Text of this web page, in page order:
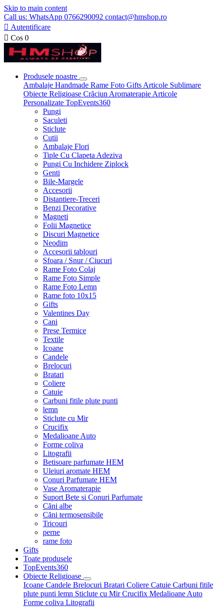
Skip to main content
Call us: WhatsApp 0766290092 contact@hmshop.ro
 Autentificare
 Cos 0
Produsele noastre
Ambalaje Handmade Rame Foto Gifts Articole Sublimare
Obiecte Religioase Crăciun Aromaterapie Articole
Personalizate TopEvents360
Pungi
Saculeti
Sticlute
Cutii
Ambalaje Flori
Tiple Cu Clapeta Adeziva
Pungi Cu Inchidere Ziplock
Genti
Bile-Margele
Accesorii
Distantiere-Treceri
Benzi Decorative
Magneti
Folii Magnetice
Discuri Magnetice
Neodim
Accesorii tablouri
Sfoara / Snur / Ciucuri
Rame Foto Colaj
Rame Foto Simple
Rame Foto Lemn
Rame foto 10x15
Gifts
Valentines Day
Cani
Prese Termice
Textile
Icoane
Candele
Brelocuri
Bratari
Coliere
Catuie
Carbuni fitile plute punti
lemn
Sticlute cu Mir
Crucifix
Medalioane Auto
Forme coliva
Litografii
Betisoare parfumate HEM
Uleiuri aromate HEM
Conuri Parfumate HEM
Vase Aromaterapie
Suport Bete si Conuri Parfumate
Căni albe
Căni termosensibile
Tricouri
perne
rame foto
Gifts
Toate produsele
TopEvents360
Obiecte Religioase
Icoane Candele Brelocuri Bratari Coliere Catuie Carbuni fitile
plute punti lemn Sticlute cu MirCrucifix Medalioane Auto
Forme coliva Litografii